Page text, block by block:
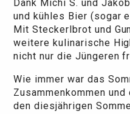
Dank Michi S. und
und kühles Bier (sogar
Mit Steckerlbrot und
weitere kulinarische
nicht nur die Jüngeren
Wie immer war das
Zusammenkommen
den diesjährigen